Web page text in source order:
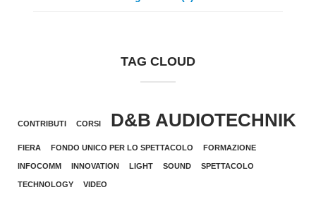
TAG CLOUD
CONTRIBUTI CORSI D&B AUDIOTECHNIK
FIERA FONDO UNICO PER LO SPETTACOLO FORMAZIONE
INFOCOMM INNOVATION LIGHT SOUND SPETTACOLO
TECHNOLOGY VIDEO